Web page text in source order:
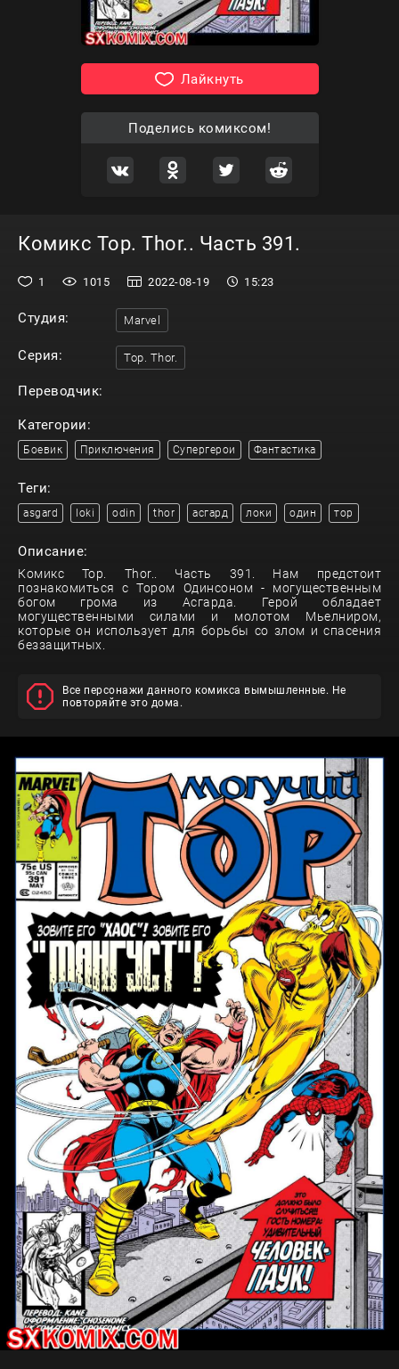
Лайкнуть
Поделись комиксом!
Комикс Тор. Thor.. Часть 391.
1 1015 2022-08-19 15:23
Студия: Marvel
Серия: Тор. Thor.
Переводчик:
Категории:
Боевик Приключения Супергерои Фантастика
Теги:
asgard loki odin thor асгард локи один тор
Описание:
Комикс Тор. Thor.. Часть 391. Нам предстоит
познакомиться с Тором Одинсоном - могущественным
богом грома из Асгарда. Герой обладает
могущественными силами и молотом Мьелниром,
которые он использует для борьбы со злом и спасения
беззащитных.
Все персонажи данного комикса вымышленные. Не
повторяйте это дома.